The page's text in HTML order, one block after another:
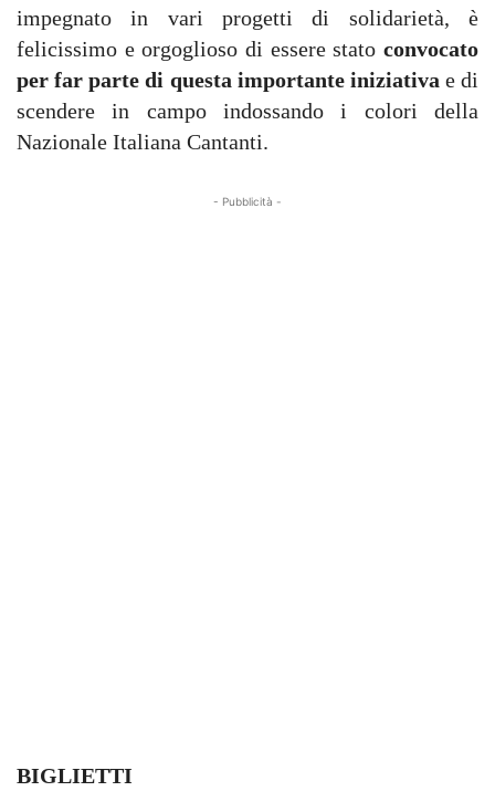
impegnato in vari progetti di solidarietà, è
felicissimo e orgoglioso di essere stato convocato
per far parte di questa importante iniziativa e di
scendere in campo indossando i colori della
Nazionale Italiana Cantanti.
- Pubblicità -
BIGLIETTI